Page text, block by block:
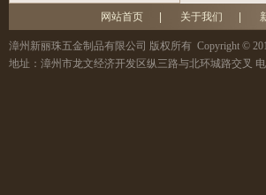
网站首页 关于我们
漳州新丽珠五金制品有限公司 版权所有 Copyright ©
地址： 漳州市龙文经济开发区纵三路与北环城路交叉